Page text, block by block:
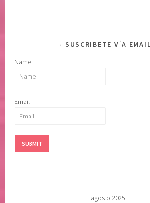
SUSCRIBETE VÍA EMAIL
Name
Email
agosto 2025